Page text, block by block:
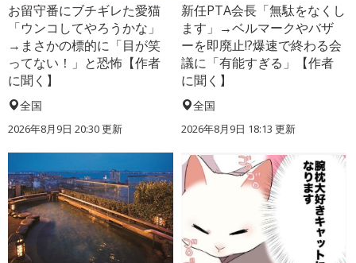
お留守番にブチギレた愛猫
「ウンコしてやろうかな」
→まさかの標的に「目が笑
ってない！」と恐怖【作者
に聞く】
全国
2026年8月9日 20:30更新
新任PTA会長「無駄をなくし
ます」→ベルマークやバザ
ーを即廃止!?爆速で終わる会
議に「有能すぎる」【作者
に聞く】
全国
2026年8月9日 18:13 更新